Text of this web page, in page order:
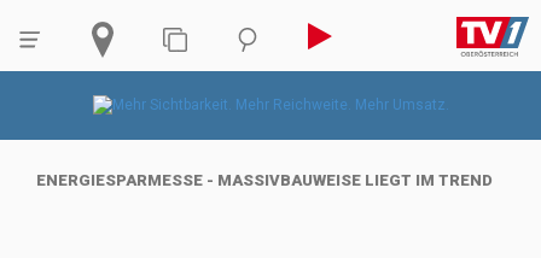
ENERGIESPARMESSE - MASSIVBAUWEISE LIEGT IM TREND